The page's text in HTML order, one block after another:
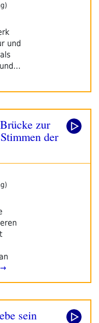
und
zur
der
sein